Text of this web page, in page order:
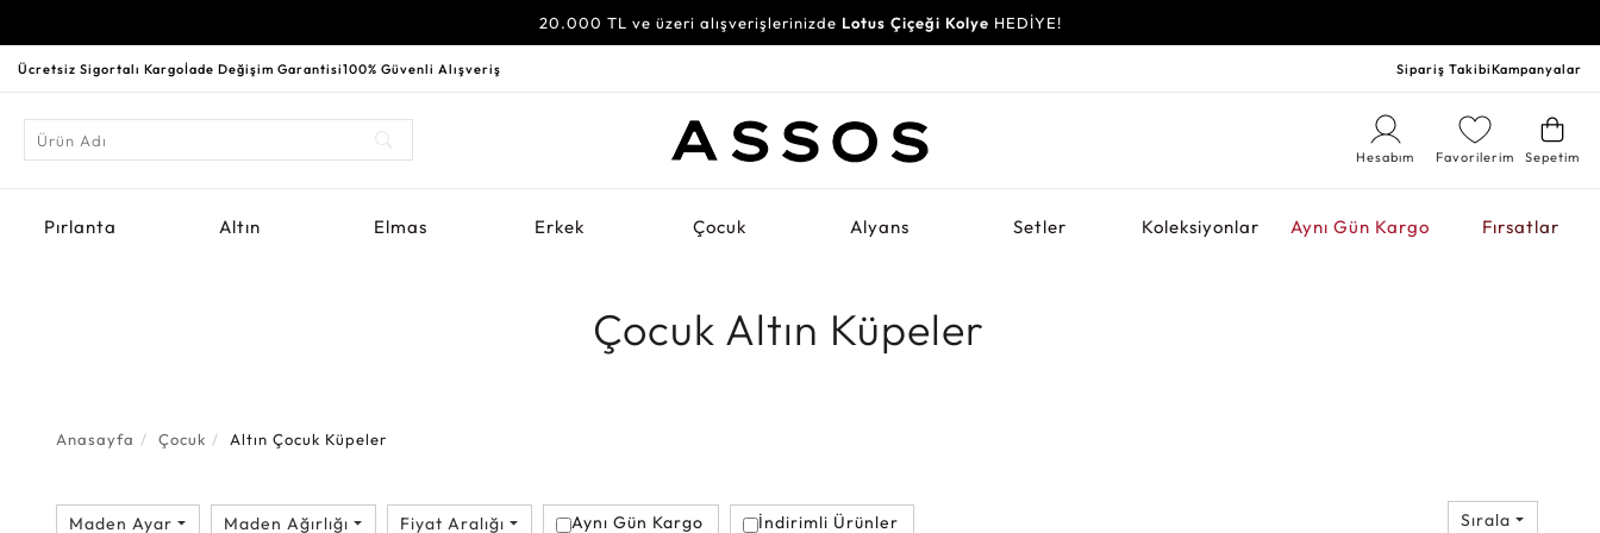
20.000 TL ve üzeri alışverişlerinizde Lotus Çiçeği Kolye HEDİYE!
Ücretsiz Sigortalı Kargoİade Değişim Garantisi100% Güvenli Alışveriş Sipariş TakibiKampanyalar
Sepetim
Favorilerim
Hesabım
Pırlanta Altın Elmas Erkek Çocuk Alyans Setler Koleksiyonlar Aynı Gün Kargo Fırsatlar
Çocuk Altın Küpeler
Anasayfa Çocuk Altın Çocuk Küpeler
Sırala
Maden Ayar Maden Ağırlığı Fiyat Aralığı Aynı Gün Kargo İndirimli Ürünler